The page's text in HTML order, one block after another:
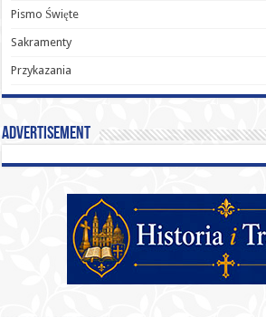
Pismo Święte
Sakramenty
Przykazania
Advertisement